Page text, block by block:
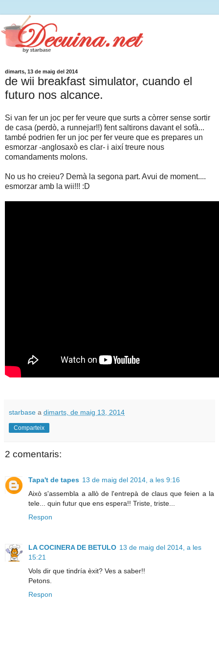
dimarts, 13 de maig del 2014
de wii breakfast simulator, cuando el
futuro nos alcance.
Si van fer un joc per fer veure que surts a còrrer sense sortir
de casa (perdò, a runnejar!!) fent saltirons davant el sofà...
també podrien fer un joc per fer veure que es prepares un
esmorzar -anglosaxò es clar- i així treure nous
comandaments molons.
No us ho creieu? Demà la segona part. Avui de moment....
esmorzar amb la wii!!! :D
starbase a dimarts, de maig 13, 2014
Comparteix
2 comentaris:
Tapa't de tapes 13 de maig del 2014, a les 9:16
Això s'assembla a allò de l'entrepà de claus que feien a la
tele... quin futur que ens espera!! Triste, triste...
Respon
LA COCINERA DE BETULO 13 de maig del 2014, a les
15:21
Vols dir que tindría èxit? Ves a saber!!
Petons.
Respon